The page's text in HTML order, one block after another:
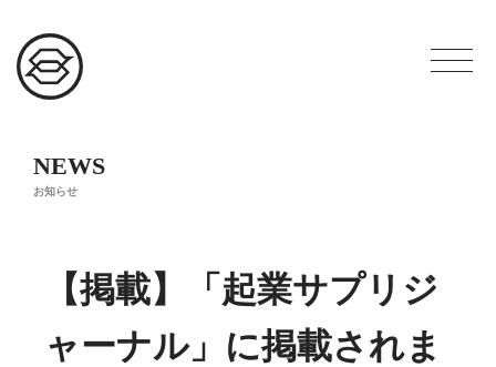
NEWS
お知らせ
【掲載】「起業サプリジ
ャーナル」に掲載されま